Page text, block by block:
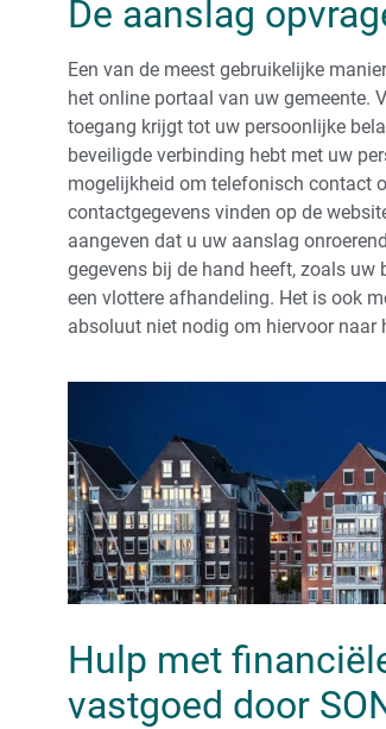
De aanslag
Een van de meest gebruikelijke
het online portaal van uw gemeente.
toegang krijgt tot uw persoonlijke
beveiligde verbinding hebt met uw
mogelijkheid om telefonisch contact
contactgegevens vinden op de
aangeven dat u uw aanslag
gegevens bij de hand heeft, zoals uw
een vlottere afhandeling. Het is ook
absoluut niet nodig om hiervoor naar
Hulp met
vastgoed door